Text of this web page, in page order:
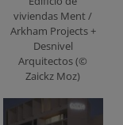
viviendas Ment /
Arkham Projects +
Desnivel
Arquitectos (©
Zaickz Moz)